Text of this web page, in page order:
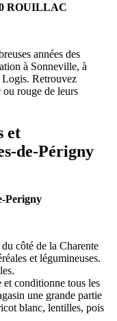
ROUILLAC
années des
à Sonneville, à
Logis. Retrouvez
ou rouge de leurs
et
de-Périgny
Perigny
côté de la Charente
et légumineuses.
et conditionne tous les
une grande partie
blanc, lentilles, pois